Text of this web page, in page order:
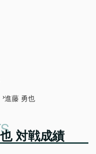
進藤 勇也
対戦成績